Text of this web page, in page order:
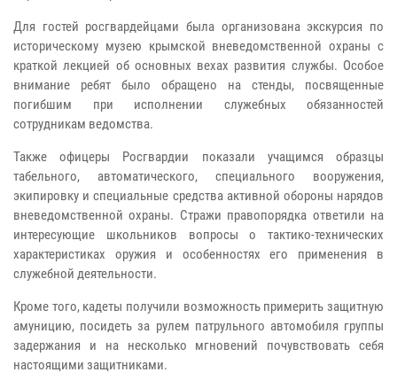
Для гостей росгвардейцами была организована экскурсия по
историческому музею крымской вневедомственной охраны с
краткой лекцией об основных вехах развития службы. Особое
внимание ребят было обращено на стенды, посвященные
погибшим при исполнении служебных обязанностей
сотрудникам ведомства.
Также офицеры Росгвардии показали учащимся образцы
табельного, автоматического, специального вооружения,
экипировку и специальные средства активной обороны нарядов
вневедомственной охраны. Стражи правопорядка ответили на
интересующие школьников вопросы о тактико-технических
характеристиках оружия и особенностях его применения в
служебной деятельности.
Кроме того, кадеты получили возможность примерить защитную
амуницию, посидеть за рулем патрульного автомобиля группы
задержания и на несколько мгновений почувствовать себя
настоящими защитниками.